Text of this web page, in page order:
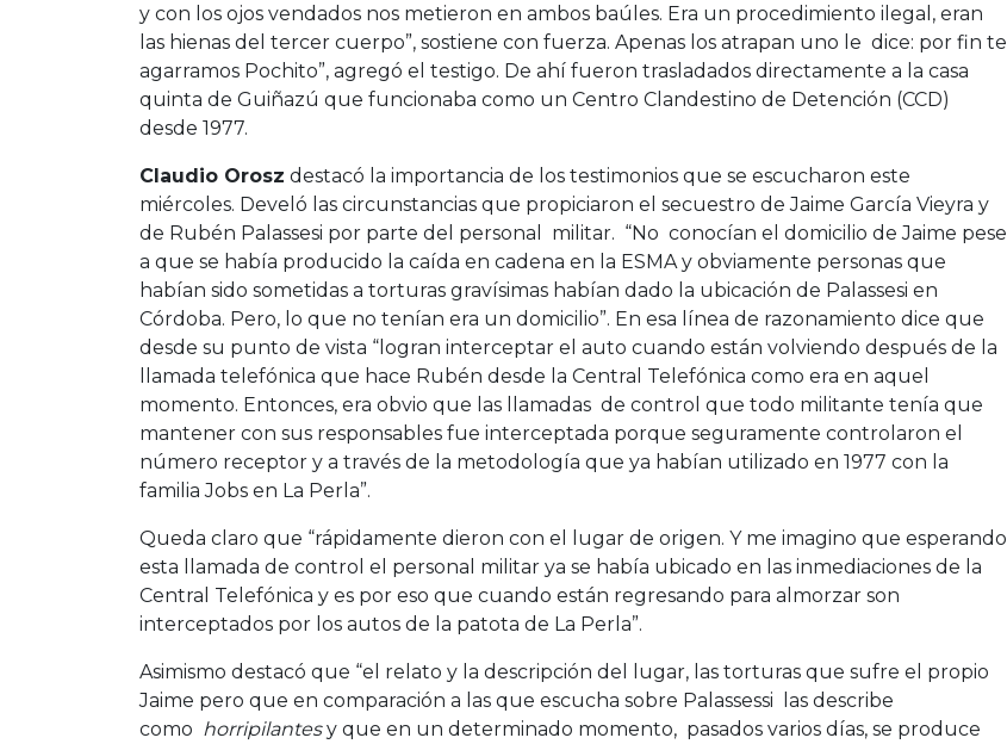
y con los ojos vendados nos metieron en ambos baúles. Era un procedimiento ilegal, eran
las hienas del tercer cuerpo”, sostiene con fuerza. Apenas los atrapan uno le dice: por fin te
agarramos Pochito”, agregó el testigo. De ahí fueron trasladados directamente a la casa
quinta de Guiñazú que funcionaba como un Centro Clandestino de Detención (CCD)
desde 1977.
Claudio Orosz destacó la importancia de los testimonios que se escucharon este
miércoles. Develó las circunstancias que propiciaron el secuestro de Jaime García Vieyra y
de Rubén Palassesi por parte del personal militar. “No conocían el domicilio de Jaime pese
a que se había producido la caída en cadena en la ESMA y obviamente personas que
habían sido sometidas a torturas gravísimas habían dado la ubicación de Palassesi en
Córdoba. Pero, lo que no tenían era un domicilio”. En esa línea de razonamiento dice que
desde su punto de vista “logran interceptar el auto cuando están volviendo después de la
llamada telefónica que hace Rubén desde la Central Telefónica como era en aquel
momento. Entonces, era obvio que las llamadas de control que todo militante tenía que
mantener con sus responsables fue interceptada porque seguramente controlaron el
número receptor y a través de la metodología que ya habían utilizado en 1977 con la
familia Jobs en La Perla”.
Queda claro que “rápidamente dieron con el lugar de origen. Y me imagino que esperando
esta llamada de control el personal militar ya se había ubicado en las inmediaciones de la
Central Telefónica y es por eso que cuando están regresando para almorzar son
interceptados por los autos de la patota de La Perla”.
Asimismo destacó que “el relato y la descripción del lugar, las torturas que sufre el propio
Jaime pero que en comparación a las que escucha sobre Palassessi las describe
como horripilantesy que en un determinado momento, pasados varios días, se produce